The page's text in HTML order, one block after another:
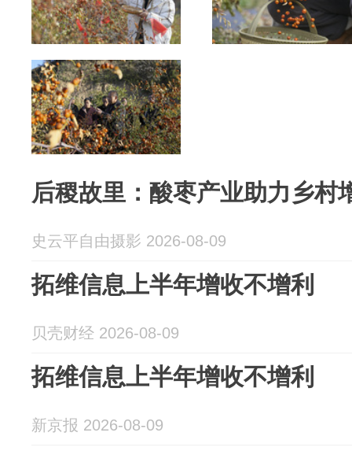
后稷故里：酸枣产业助力乡村
史云平自由摄影 2026-08-09
拓维信息上半年增收不增利
贝壳财经 2026-08-09
拓维信息上半年增收不增利
新京报 2026-08-09